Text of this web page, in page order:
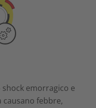
emorragico e
febbre,